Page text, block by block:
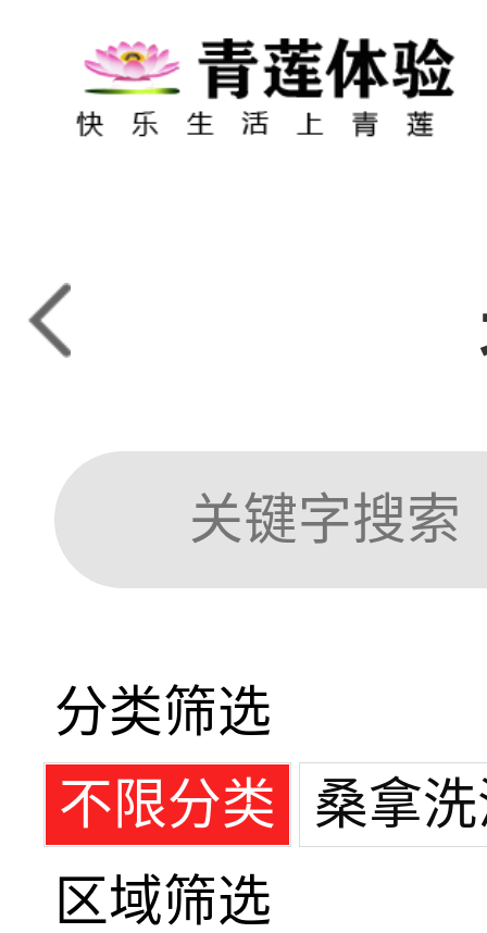
分类筛选
不限分类
桑拿
区域筛选